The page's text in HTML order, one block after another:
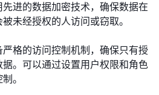
先进的数据加密技术，确保数据在
未经授权的人访问或窃取。
严格的访问控制机制，确保只有授
。可以通过设置用户权限和角色
。